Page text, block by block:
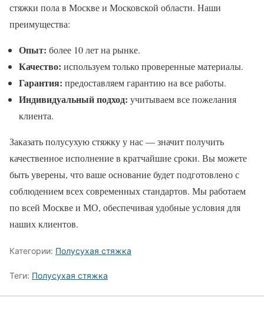
стяжки пола в Москве и Московской области. Наши
преимущества:
Опыт: более 10 лет на рынке.
Качество: используем только проверенные материалы.
Гарантия: предоставляем гарантию на все работы.
Индивидуальный подход: учитываем все пожелания
клиента.
Заказать полусухую стяжку у нас — значит получить
качественное исполнение в кратчайшие сроки. Вы можете
быть уверены, что ваше основание будет подготовлено с
соблюдением всех современных стандартов. Мы работаем
по всей Москве и МО, обеспечивая удобные условия для
наших клиентов.
Категории: Полусухая стяжка
Теги: Полусухая стяжка